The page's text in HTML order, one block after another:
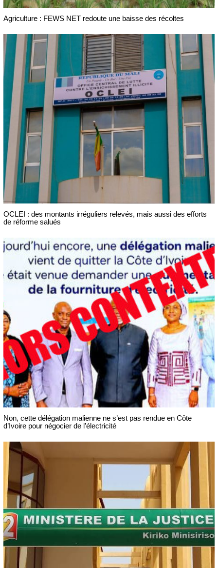
Agriculture : FEWS NET redoute une baisse des récoltes
OCLEI : des montants irréguliers relevés, mais aussi des efforts
de réforme salués
Non, cette délégation malienne ne s’est pas rendue en Côte
d’Ivoire pour négocier de l’électricité